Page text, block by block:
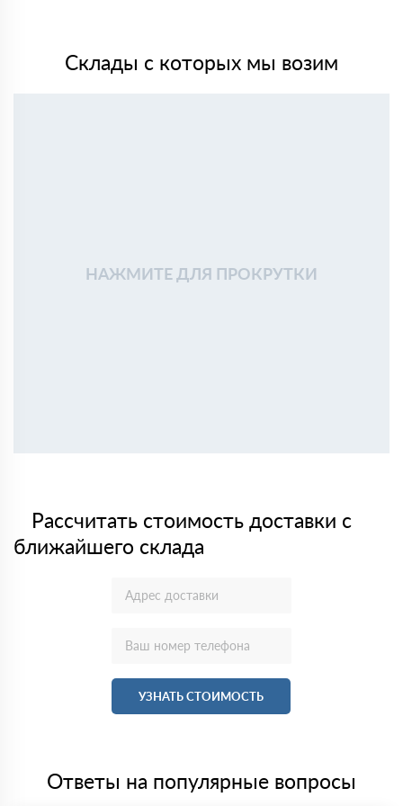
Склады с которых мы возим
НАЖМИТЕ ДЛЯ ПРОКРУТКИ
Рассчитать стоимость доставки с
ближайшего склада
УЗНАТЬ СТОИМОСТЬ
Ответы на популярные вопросы